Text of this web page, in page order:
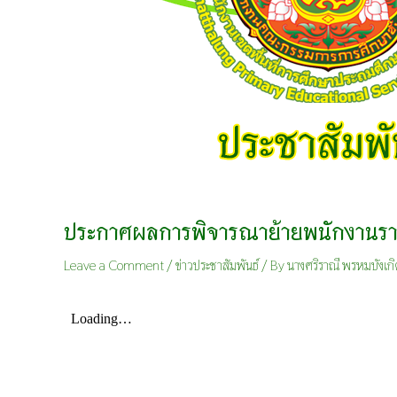
ประกาศผลการพิจารณาย้ายพนักงาน
Leave a Comment/ข่าวประชาสัมพันธ์/ Byนางศริราณี พรหมบังเ